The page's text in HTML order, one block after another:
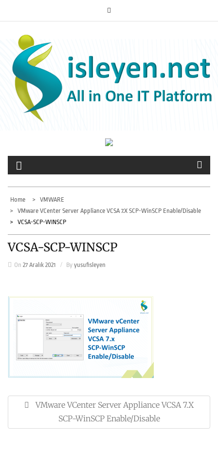
to
ISLEYEN.NET
All-in-One IT Platform
Home
VMWARE
VMware VCenter Server Appliance VCSA 7.x SCP-WinSCP Enable/Disable
VCSA-SCP-WINSCP
VCSA-SCP-WINSCP
On 27 Aralık 2021 By yusufisleyen
gezinmesiPrevious
VMware VCenter Server Appliance VCSA 7.x
SCP-WinSCP Enable/Disable